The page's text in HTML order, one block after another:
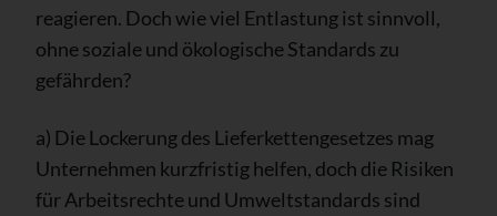
reagieren. Doch wie viel Entlastung ist sinnvoll,
ohne soziale und ökologische Standards zu
gefährden?
a) Die Lockerung des Lieferkettengesetzes mag
Unternehmen kurzfristig helfen, doch die Risiken
für Arbeitsrechte und Umweltstandards sind